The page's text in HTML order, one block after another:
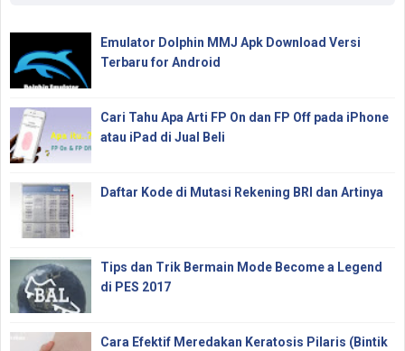
Emulator Dolphin MMJ Apk Download Versi
Terbaru for Android
Cari Tahu Apa Arti FP On dan FP Off pada iPhone
atau iPad di Jual Beli
Daftar Kode di Mutasi Rekening BRI dan Artinya
Tips dan Trik Bermain Mode Become a Legend
di PES 2017
Cara Efektif Meredakan Keratosis Pilaris (Bintik